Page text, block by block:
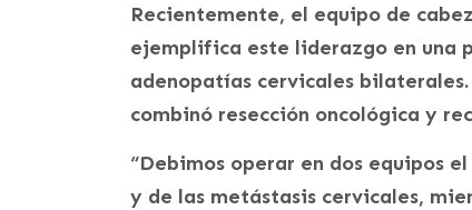
Recientemente, el equipo de
ejemplifica este liderazgo en una
adenopatías cervicales
combinó resección oncológica y
“Debimos operar en dos equipos
y de las metástasis cervicales,